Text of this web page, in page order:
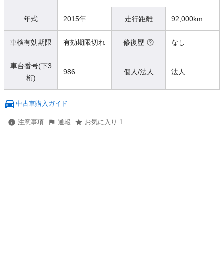
年式 2015年 走行距離 92,000km
車検有効期限 有効期限切れ 修復歴 なし
車台番号(下3
桁)
986 個人/法人 法人
中古車購入ガイド
注意事項 通報 お気に入り 1